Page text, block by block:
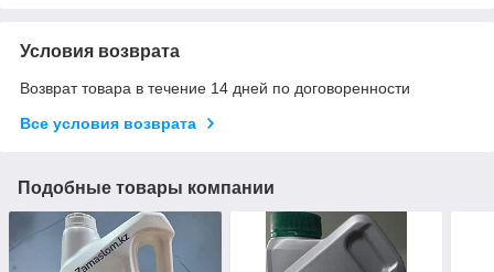
Условия возврата
Возврат товара в течение 14 дней по договоренности
Все условия возврата
Подобные товары компании